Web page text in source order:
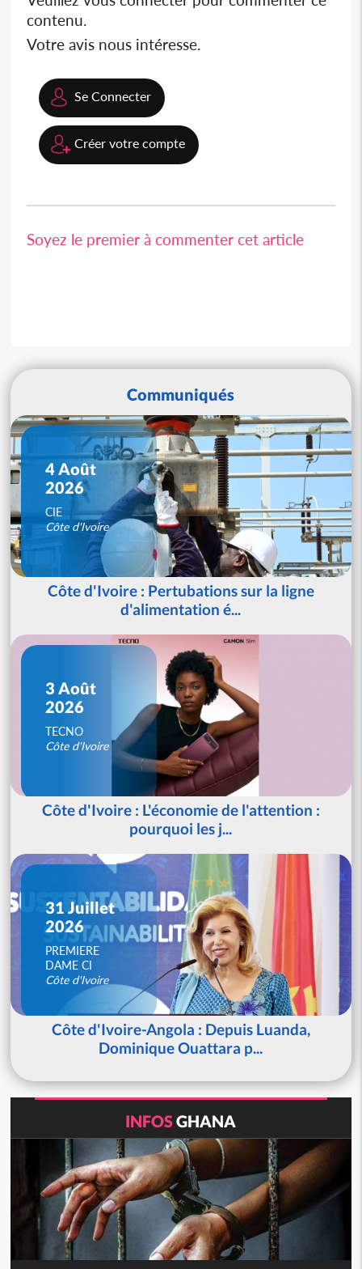
contenu.
Votre avis nous intéresse.
Se Connecter
Créer votre compte
Soyez le premier à commenter cet article
Communiqués
4 Août
2026
CIE
Côte d'Ivoire
Côte d'Ivoire : Pertubations sur la ligne
d'alimentation é...
3 Août
2026
TECNO
Côte d'Ivoire
Côte d'Ivoire : L'économie de l'attention :
pourquoi les j...
31 Juillet
2026
PREMIERE
DAME CI
Côte d'Ivoire
Côte d'Ivoire-Angola : Depuis Luanda,
Dominique Ouattara p...
INFOSGHANA